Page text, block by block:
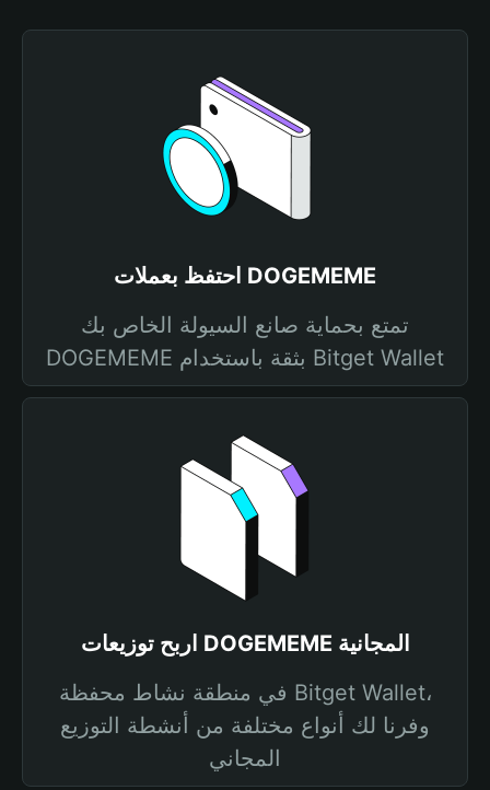
احتفظ بعملات DOGEMEME
تمتع بحماية صانع السيولة الخاص بك
DOGEMEME بثقة باستخدام Bitget Wallet
اربح توزيعات DOGEMEME المجانية
في منطقة نشاط محفظة Bitget Wallet،
وفرنا لك أنواع مختلفة من أنشطة التوزيع
المجاني